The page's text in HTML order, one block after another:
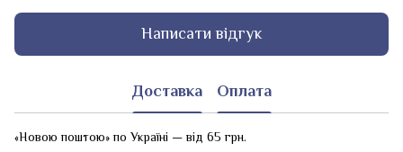
Написати відгук
Доставка Оплата
«Новою поштою» по Україні — від 65 грн.